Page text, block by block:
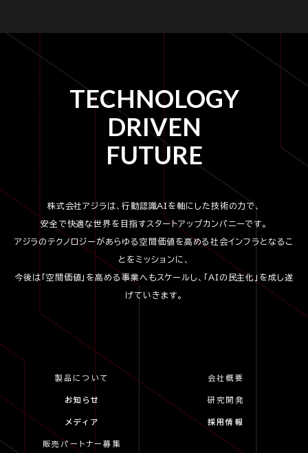
TECHNOLOGY
DRIVEN
FUTURE
株式会社アジラは、行動認識AIを軸にした技術の力で、
安全で快適な世界を目指すスタートアップカンパニーです。
アジラのテクノロジーがあらゆる空間価値を高める社会インフラとなるこ
とをミッションに、
今後は「空間価値」を高める事業へもスケールし、「AIの民主化」を成し遂
げていきます。
製品について 会社概要
お知らせ 研究開発
メディア 採用情報
販売パートナー募集